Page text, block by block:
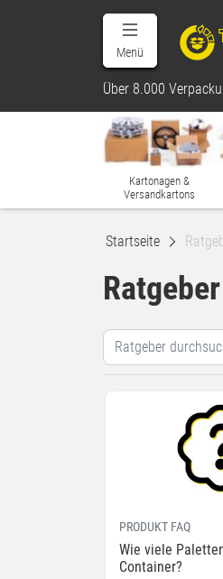
Menü
Über 8.000
Kartonagen &
Versandkartons
Startseite
Ratgeber
PRODUKT FAQ
Wie viele
Container?